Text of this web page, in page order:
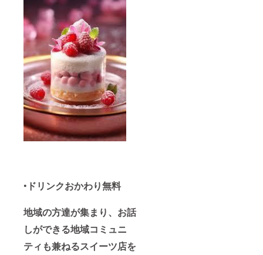
• ドリンクおかわり無料
地域の方達が集まり、お話
しができる地域コミュニ
ティも兼ねるスイーツ店を